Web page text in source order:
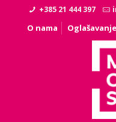
+385 21 444 397
O nama Oglašavanje